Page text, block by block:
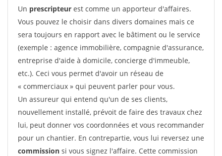
Un prescripteur est comme un apporteur d'affaires.
Vous pouvez le choisir dans divers domaines mais ce
sera toujours en rapport avec le bâtiment ou le service
(exemple : agence immobilière, compagnie d'assurance,
entreprise d'aide à domicile, concierge d'immeuble,
etc.). Ceci vous permet d'avoir un réseau de
« commerciaux » qui peuvent parler pour vous.
Un assureur qui entend qu'un de ses clients,
nouvellement installé, prévoit de faire des travaux chez
lui, peut donner vos coordonnées et vous recommander
pour un chantier. En contrepartie, vous lui reversez une
commission si vous signez l'affaire. Cette commission